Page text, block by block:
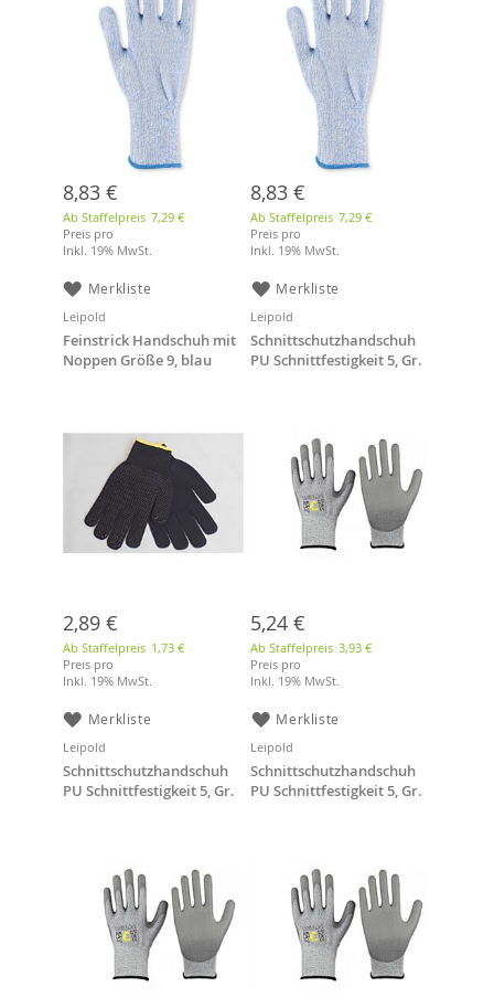
8,83 €
Ab Staffelpreis 7,29 €
Preis pro
Inkl. 19% MwSt.
Merkliste
8,83 €
Ab Staffelpreis 7,29 €
Preis pro
Inkl. 19% MwSt.
Merkliste
Leipold
Feinstrick Handschuh mit
Noppen Größe 9, blau
2,89 €
Ab Staffelpreis 1,73 €
Preis pro
Inkl. 19% MwSt.
Merkliste
Leipold
Schnittschutzhandschuh
PU Schnittfestigkeit 5, Gr.
5,24 €
Ab Staffelpreis 3,93 €
Preis pro
Inkl. 19% MwSt.
Merkliste
Leipold
Schnittschutzhandschuh
PU Schnittfestigkeit 5, Gr.
Leipold
Schnittschutzhandschuh
PU Schnittfestigkeit 5, Gr.